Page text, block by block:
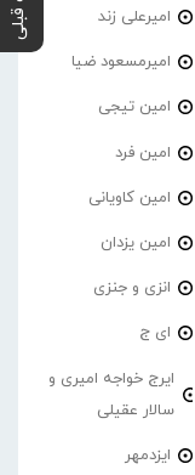
امیرعلی زند
امیرمسعود ضیا
امین تیجی
امین فرد
امین کاویانی
امین یزدان
انزی و جنزی
ای ج
ایرج خواجه امیری و
سالار عقیلی
ایزدمهر